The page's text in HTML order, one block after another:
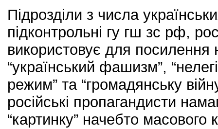
Підрозділи з числа
підконтрольні гу гш зс рф,
використовує для посилення
“український фашизм”,
режим” та “громадянську
російські пропагандисти
“картинку” начебто масового